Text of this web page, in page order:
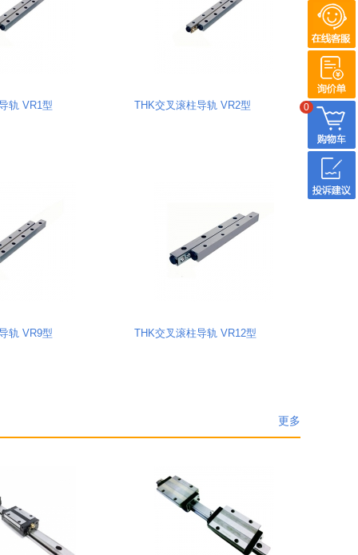
轨 VR1型 THK交叉滚柱导轨 VR2型
轨 VR9型 THK交叉滚柱导轨 VR12型
更多
0